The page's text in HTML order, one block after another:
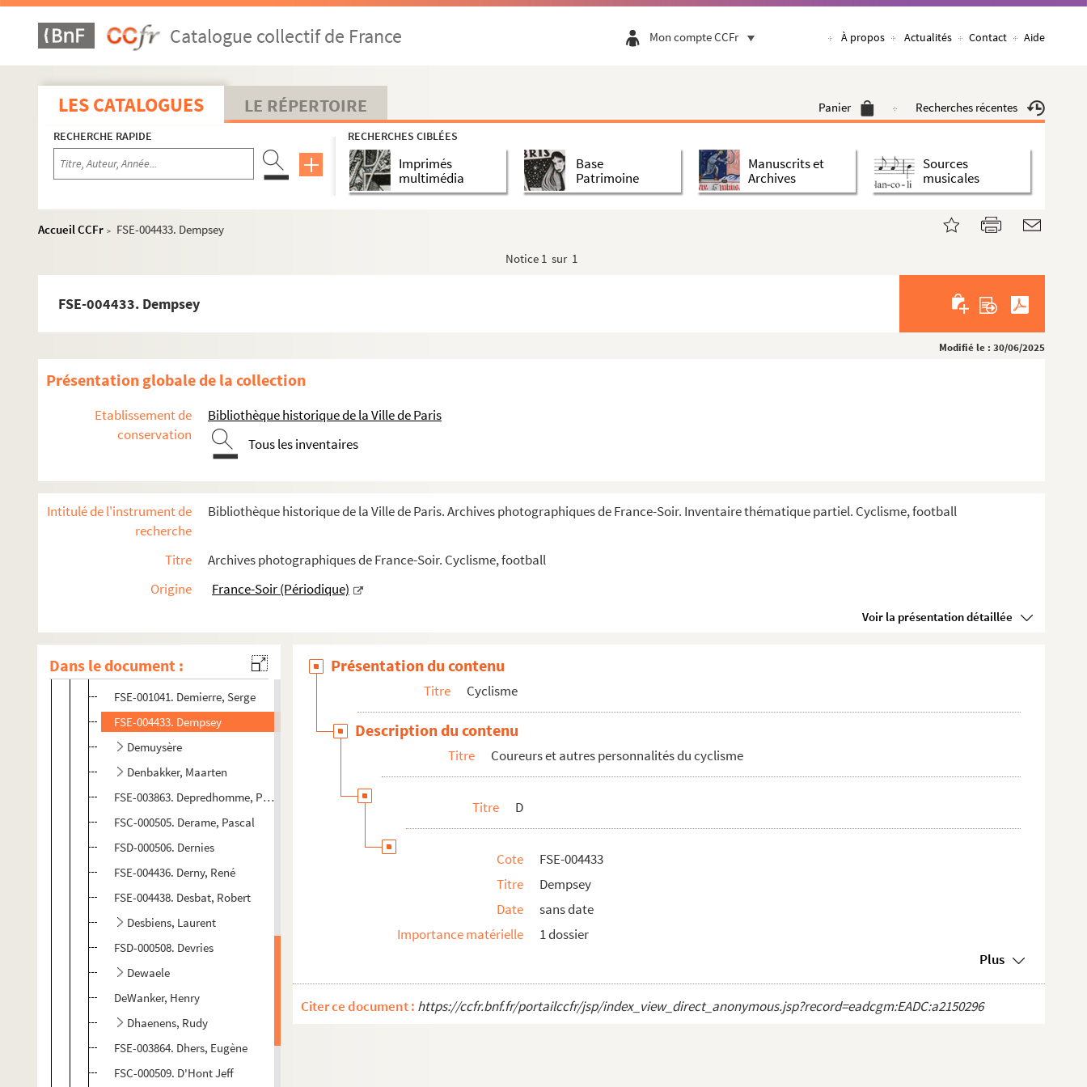
Catalogue collectif de France Mon compte CCFr À propos Actualités Contact Aide
LES CATALOGUES LE RÉPERTOIRE Panier Recherches récentes
RECHERCHE RAPIDE RECHERCHES CIBLÉES
Imprimés
multimédia
Base
Patrimoine
Manuscrits et
Archives
Sources
musicales
Accueil CCFr >
FSE-004433. Dempsey
Notice 1 sur 1
FSE-004433. Dempsey
Modifié le : 30/06/2025
Présentation globale de la collection
Etablissement de
conservation
Bibliothèque historique de la Ville de Paris
Tous les inventaires
Intitulé de l'instrument de
recherche
Bibliothèque historique de la Ville de Paris. Archives photographiques de France-Soir. Inventaire thématique partiel. Cyclisme, football
Titre
Archives photographiques de France-Soir. Cyclisme, football
Origine
France-Soir (Périodique)
Voir la présentation détaillée
Dans le document :
FSE-001043. De Muer, Maurice
De Neef, Roger
FSD-000505. De Otazu
FSE-004437. De Santi
FSE-004439. De Valck, Jan
De Wolf, Dirk
Debruyne, Fred
FSD-000499. Dekker, Erick
FSE-003861. Delathouwer, Edmond
FSD-000501. Delbove, J
Delgado, Pedro
FSE-001038. Delisle, Raymond
FSC-000503. Dellarmelina, Eric
FSE-003862. Deltour, Hubert
FSE-001040. Demeyer, Marc
FSE-001041. Demierre, Serge
FSE-004433. Dempsey
Demuysère
Denbakker, Maarten
FSE-003863. Depredhomme, Prosper
FSC-000505. Derame, Pascal
FSD-000506. Dernies
FSE-004436. Derny, René
FSE-004438. Desbat, Robert
Desbiens, Laurent
FSD-000508. Devries
Dewaele
DeWanker, Henry
Dhaenens, Rudy
FSE-003864. Dhers, Eugène
FSC-000509. D'Hont Jeff
Présentation du contenu
Titre Cyclisme
Description du contenu
Titre Coureurs et autres personnalités du cyclisme
Titre D
Cote
FSE-004433
Titre
Dempsey
Date
sans date
Importance matérielle
1 dossier
Plus
Citer ce document : https://ccfr.bnf.fr/portailccfr/jsp/index_view_direct_anonymous.jsp?record=eadcgm:EADC:a2150296